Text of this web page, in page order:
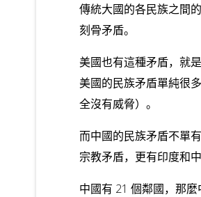
傳統大國的各民族之間
刻骨矛盾。
美國也有這種矛盾，就
美國的民族矛盾單純很
全沒有威脅）。
而中國的民族矛盾不單
宗教矛盾，更有印度和
中國有 21 個鄰國，那